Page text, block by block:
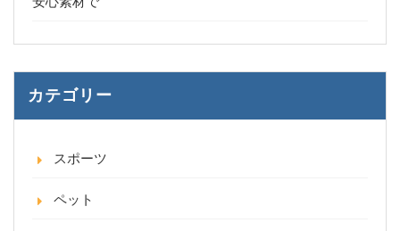
カテゴリー
スポーツ
ペット